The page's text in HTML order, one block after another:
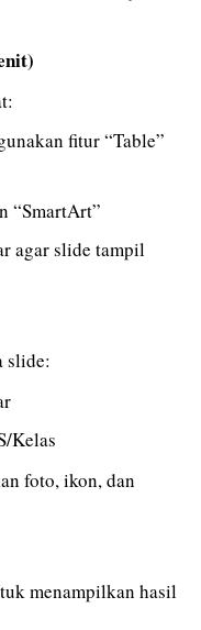
fitur “Table”
“SmartArt”
agar slide tampil
slide:
Kelas
foto, ikon, dan
menampilkan hasil